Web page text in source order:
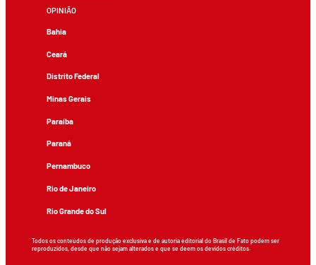
OPINIÃO
Bahia
Ceará
Distrito Federal
Minas Gerais
Paraíba
Paraná
Pernambuco
Rio de Janeiro
Rio Grande do Sul
Todos os conteúdos de produção exclusiva e de autoria editorial do Brasil de Fato podem ser
reproduzidos, desde que não sejam alterados e que se deem os devidos créditos.